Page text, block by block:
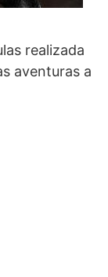
realizada
aventuras a